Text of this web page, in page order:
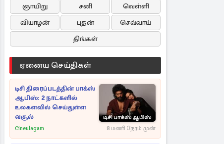
ஞாயிறு
சனி
வெள்ளி
வியாழன்
புதன்
செவ்வாய்
திங்கள்
ஏனைய செய்திகள்
டிசி திரைப்படத்தின் பாக்ஸ்
ஆபிஸ்: 2 நாட்களில்
உலகளவில் செய்துள்ள
வசூல்
Cineulagam 8 மணி நேரம் முன்